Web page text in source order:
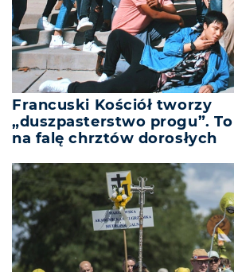
Francuski Kościół tworzy
„duszpasterstwo progu”.
na falę chrztów dorosłych